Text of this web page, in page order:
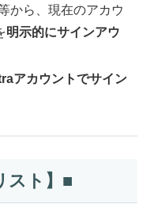
から、現在のアカウ
明示的にサインアウ
アカウントでサイン
スト】■